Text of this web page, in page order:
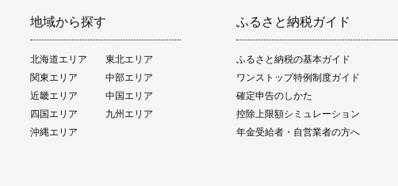
地域から探す
北海道エリア
東北エリア
関東エリア
中部エリア
近畿エリア
中国エリア
四国エリア
九州エリア
沖縄エリア
ふるさと納税ガイド
ふるさと納税の基本ガイド
ワンストップ特例制度ガイド
確定申告のしかた
控除上限額シミュレーション
年金受給者・自営業者の方へ